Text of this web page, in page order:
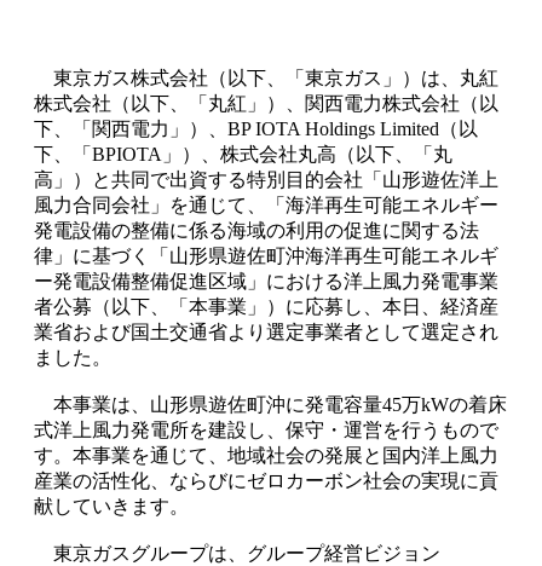
東京ガス株式会社（以下、「東京ガス」）は、丸紅
株式会社（以下、「丸紅」）、関西電力株式会社（以
下、「関西電力」）、BP IOTA Holdings Limited（以
下、「BPIOTA」）、株式会社丸高（以下、「丸
高」）と共同で出資する特別目的会社「山形遊佐洋上
風力合同会社」を通じて、「海洋再生可能エネルギー
発電設備の整備に係る海域の利用の促進に関する法
律」に基づく「山形県遊佐町沖海洋再生可能エネルギ
ー発電設備整備促進区域」における洋上風力発電事業
者公募（以下、「本事業」）に応募し、本日、経済産
業省および国土交通省より選定事業者として選定され
ました。
本事業は、山形県遊佐町沖に発電容量45万kWの着床
式洋上風力発電所を建設し、保守・運営を行うもので
す。本事業を通じて、地域社会の発展と国内洋上風力
産業の活性化、ならびにゼロカーボン社会の実現に貢
献していきます。
東京ガスグループは、グループ経営ビジョン